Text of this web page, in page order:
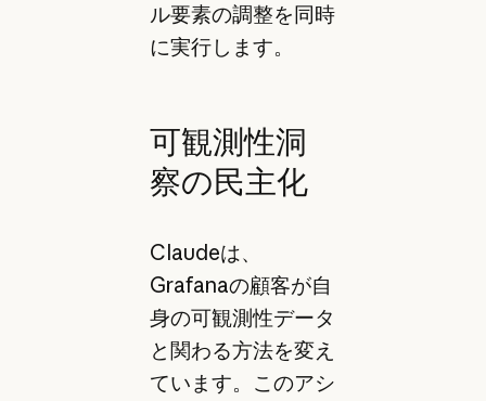
ル要素の調整を同時
に実行します。
可観測性洞
察の民主化
Claudeは、
Grafanaの顧客が自
身の可観測性データ
と関わる方法を変え
ています。このアシ